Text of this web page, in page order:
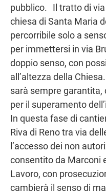
pubblico. Il tratto di via
chiesa di Santa Maria
percorribile solo a
per immettersi in via
doppio senso, con
all’altezza della
sarà sempre garantita,
per il superamento
In questa fase di
Riva di Reno tra via
l’accesso dei non
consentito da Marconi
Lavoro, con
cambierà il senso di